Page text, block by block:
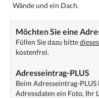
Wände und ein Dach.
Möchten Sie eine
Füllen Sie dazu bitte
kostenfrei.
Adresseintrag-PLUS
Beim Adresseintrag-
Adressdaten ein Foto, Ihr